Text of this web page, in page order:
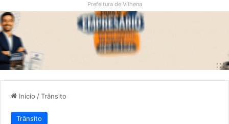
Prefeitura de Vilhena
Inicio /Trânsito
Trânsito